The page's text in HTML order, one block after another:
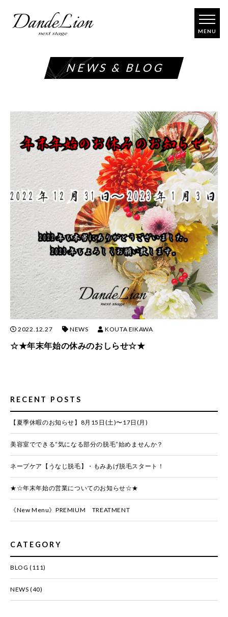
NEWS & BLOG
2022.12.27 NEWS KOUTA EIKAWA
☆★年末年始の休みのおしらせ☆★
RECENT POSTS
【夏季休暇のお知らせ】8月15日(土)〜17日(月)
美容室でできる“気になる部分の脱毛”始めませんか？
ネープケア【うなじ脱毛】・もみあげ脱毛スタート！
★☆年末年始の営業についてのお知らせ☆★
《New Menu》PREMIUM TREATMENT
CATEGORY
BLOG (111)
NEWS (40)